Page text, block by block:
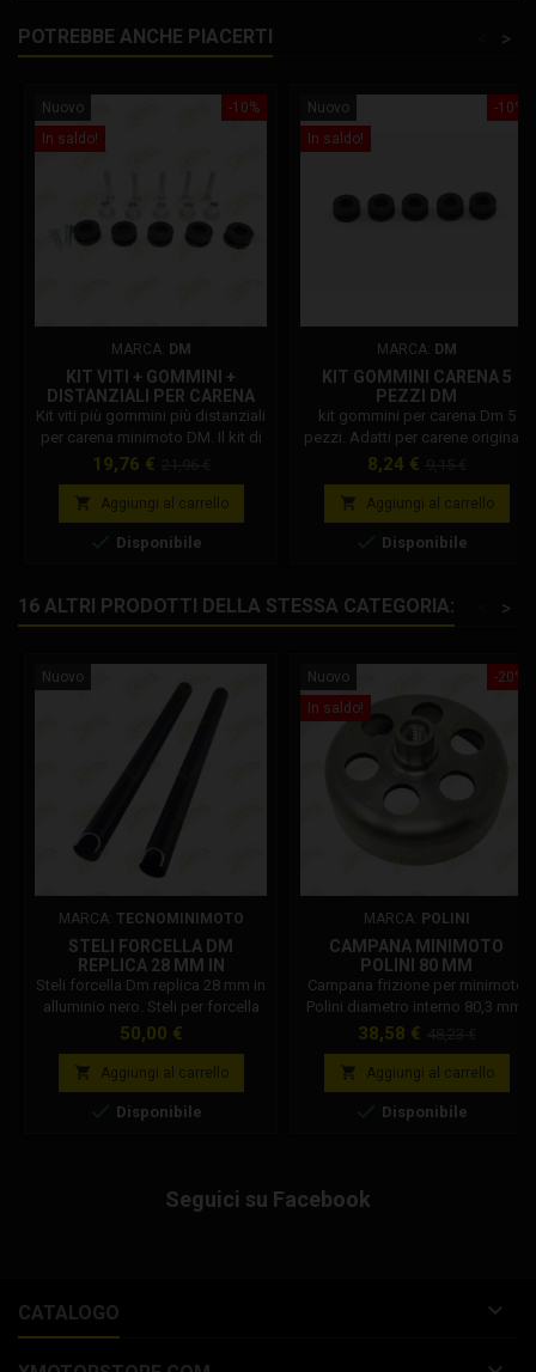
POTREBBE ANCHE PIACERTI >
-10%
Nuovo
In saldo!
MARCA: DM
KIT VITI + GOMMINI +
DISTANZIALI PER CARENA
DM
Kit viti più gommini più distanziali
per carena minimoto DM. Il kit di
viteria per carena DM include 5
a brugola, 2 viti. Codice
Dm: 001002A01000
Prezzo
19,76 €
base
 Aggiungi al carrello
 Disponibile
-10%
Nuovo
In saldo!
MARCA: DM
KIT GOMMINI CARENA 5
PEZZI DM
kit gommini per carena Dm 5
pezzi. Adatti per carene originali,
consentono di diminuire le
Dm: 001002R003B0
Prezzo
8,24 €
base
 Aggiungi al carrello
 Disponibile
16 ALTRI PRODOTTI DELLA STESSA CATEGORIA: >
Nuovo
MARCA: TECNOMINIMOTO
STELI FORCELLA DM
REPLICA 28 MM IN
ALLUMINIO NERO
Steli forcella Dm replica 28 mm in
alluminio nero. Steli per forcella
minimoto DM, in diametro 28 mm,
Attenzione: Occorre montare i
"piedini" dei precedenti steli
forcella sostituiti. Kit riferito alla
Prezzo
50,00 €
 Aggiungi al carrello
 Disponibile
-20%
Nuovo
In saldo!
MARCA: POLINI
CAMPANA MINIMOTO
POLINI 80 MM
Campana frizione per minimoto
Polini diametro interno 80,3 mm,
per pignone M8. La campana è
Polini è raccomandato l'
abbinamento con frizione
originale Polini. Codice Polini:
Prezzo
38,58 €
base
 Aggiungi al carrello
 Disponibile
Seguici su Facebook
CATALOGO 